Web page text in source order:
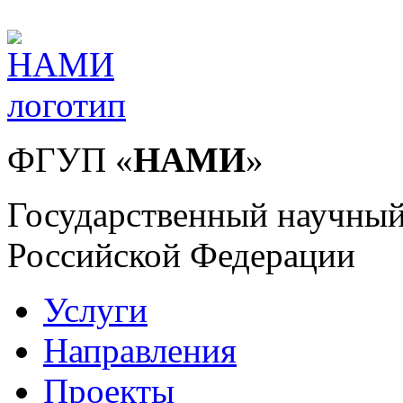
ФГУП «НАМИ»
Государственный
Российской Федерации
Услуги
Направления
Проекты